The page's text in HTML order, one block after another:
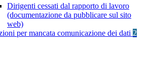
Dirigenti cessati dal rapporto di lavoro
(documentazione da pubblicare sul sito
web)
per mancata comunicazione dei dati 2